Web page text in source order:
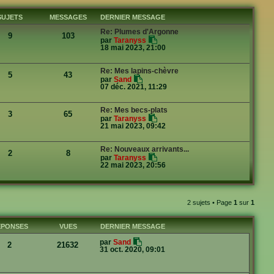
MESSAGES DERNIER MESSAGE
9 103
Re: Plumes d'Argonne
par Taranyss
o
l
e
d
e
n
i
r
e
s
a
18 mai 2023, 21:00
5 43
Re: Mes lapins-chèvre
par Sand
i
l
e
d
e
n
i
e
r
e
s
e
07 déc. 2021, 11:29
3 65
Re: Mes becs-plats
par Taranyss
o
l
e
d
e
n
i
m
e
s
s
g
21 mai 2023, 09:42
2 8
Re: Nouveaux arrivants...
par Taranyss
o
l
r
i
m
22 mai 2023, 20:56
2 sujets • Page 1 sur 1
VUES DERNIER MESSAGE
2 21632 par Sand
31 oct. 2020, 09:01